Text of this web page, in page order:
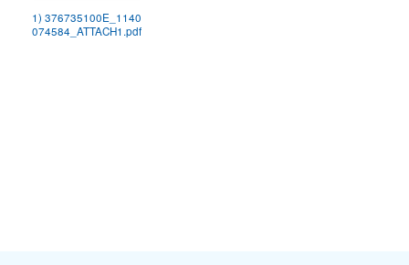
1) 376735100E_1140
074584_ATTACH1.pdf